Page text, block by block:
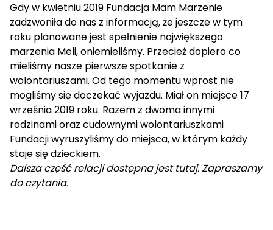
Gdy w kwietniu 2019 Fundacja Mam Marzenie
zadzwoniła do nas z informacją, że jeszcze w tym
roku planowane jest spełnienie największego
marzenia Meli, oniemieliśmy. Przecież dopiero co
mieliśmy nasze pierwsze spotkanie z
wolontariuszami. Od tego momentu wprost nie
mogliśmy się doczekać wyjazdu. Miał on miejsce 17
września 2019 roku. Razem z dwoma innymi
rodzinami oraz cudownymi wolontariuszkami
Fundacji wyruszyliśmy do miejsca, w którym każdy
staje się dzieckiem.
Dalsza część relacji dostępna jesttutaj. Zapraszamy
do czytania.